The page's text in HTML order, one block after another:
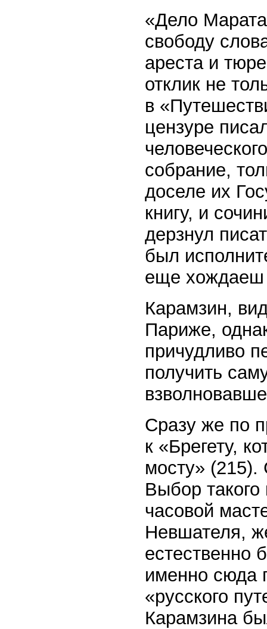
«Дело
свободу
ареста и
отклик не
в
цензуре
собрание,
доселе их
книгу, и
дерзнул
был
еще хождаеш
Карамзин,
Париже,
причудливо
получить
Сразу же по
к «Брегету,
мосту»
Выбор
часовой
Невшателя,
естественно
именно сюда
«русского
Карамзина